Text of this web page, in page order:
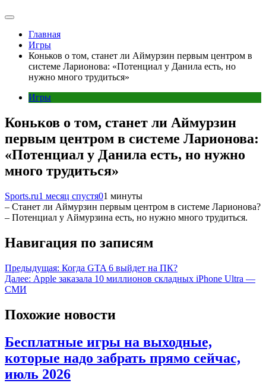
Главная
Игры
Коньков о том, станет ли Аймурзин первым центром в
системе Ларионова: «Потенциал у Данила есть, но
нужно много трудиться»
Игры
Коньков о том, станет ли Аймурзин
первым центром в системе Ларионова:
«Потенциал у Данила есть, но нужно
много трудиться»
Sports.ru1 месяц спустя01 минуты
– Станет ли Аймурзин первым центром в системе Ларионова?
– Потенциал у Аймурзина есть, но нужно много трудиться.
Навигация по записям
Предыдущая: Когда GTA 6 выйдет на ПК?
Далее: Apple заказала 10 миллионов складных iPhone Ultra —
СМИ
Похожие новости
Бесплатные игры на выходные,
которые надо забрать прямо сейчас,
июль 2026